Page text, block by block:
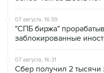
07 августа, 16:59
"СПБ биржа"
заблокированные
07 августа, 16:31
Сбер получил 2 тысячи